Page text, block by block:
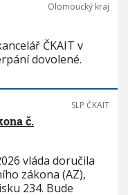
Olomoucký kraj
ČKAIT v
dovolené.
SLP ČKAIT
č.
vláda doručila
zákona (AZ),
234. Bude